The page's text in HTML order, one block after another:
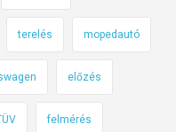
terelés mopedautó
előzés
felmérés